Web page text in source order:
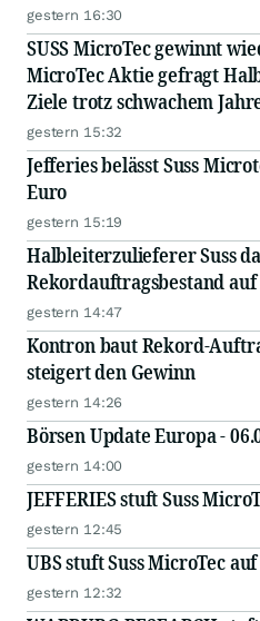
gestern 16:30
SUSS MicroTec gewinnt
MicroTec Aktie gefragt
Ziele trotz schwachem
gestern 15:32
Jefferies belässt Suss
Euro
gestern 15:19
Halbleiterzulieferer Suss
Rekordauftragsbestand
gestern 14:47
Kontron baut Rekord-
steigert den Gewinn
gestern 14:26
Börsen Update Europa -
gestern 14:00
JEFFERIES stuft Suss
gestern 12:45
UBS stuft Suss MicroTec
gestern 12:32